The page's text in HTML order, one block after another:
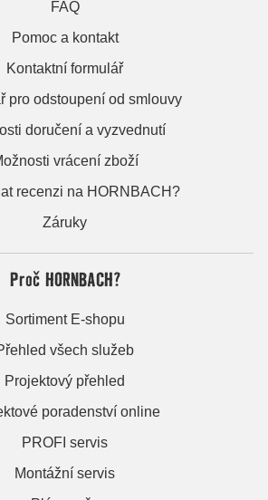
FAQ
Pomoc a kontakt
Kontaktní formulář
pro odstoupení od smlouvy
doručení a vyzvednutí
vrácení zboží
recenzi na HORNBACH?
Záruky
Proč HORNBACH?
Sortiment E-shopu
všech služeb
Projektový přehled
poradenství online
PROFI servis
Montážní servis